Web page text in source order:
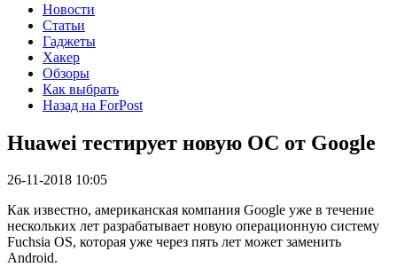
Новости
Статьи
Гаджеты
Хакер
Обзоры
Как выбрать
Назад на ForPost
Huawei тестирует новую ОС от Google
26-11-2018 10:05
Как известно, американская компания Google уже в течение
нескольких лет разрабатывает новую операционную систему
Fuchsia OS, которая уже через пять лет может заменить
Android.